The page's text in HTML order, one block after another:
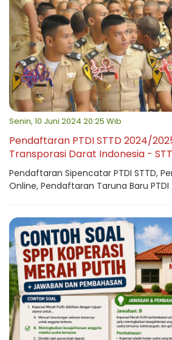
Senin, 10 Juni 2024 20:25 Wib
Pendaftaran PTDI STTD 2024/
Transporasi Darat Indonesia -
Pendaftaran Sipencatar PTDI STTD,
Online, Pendaftaran Taruna Baru PTDI